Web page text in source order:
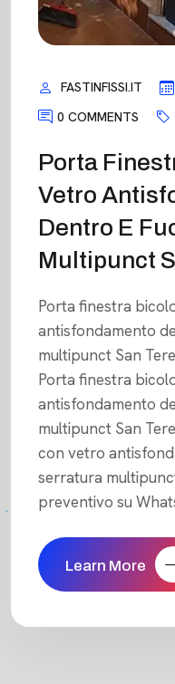
FASTINFISSI.IT
0 COMMENTS
Porta
Vetro
Dentro E
Multipunct
Porta finestra
antisfondamento
multipunct San
Porta finestra
antisfondamento
multipunct San
con vetro
serratura
preventivo su
Learn More